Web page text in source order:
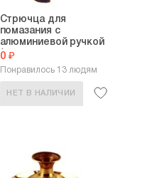
Стрючца для
помазания с
алюминиевой ручкой
(длина:...
0 ₽
Понравилось 13 людям
НЕТ В НАЛИЧИИ